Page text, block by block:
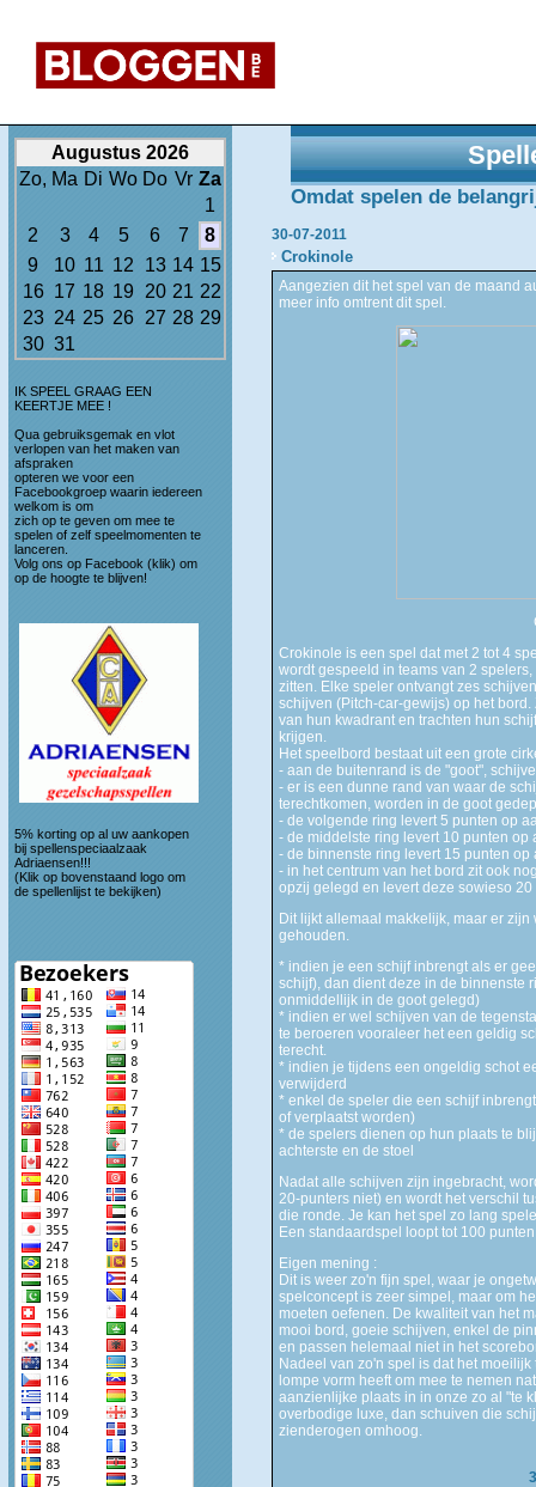
Augustus 2026
Zo, Ma Di Wo Do Vr Za
1
2
3 4 5 6 7
8
9
10 11 12 13 14 15
16 17 18 19 20 21 22
23 24 25 26 27 28 29
30 31
IK SPEEL GRAAG EEN
KEERTJE MEE !
Qua gebruiksgemak en vlot
verlopen van het maken van
afspraken
opteren we voor een
Facebookgroep waarin iedereen
welkom is om
zich op te geven om mee te
spelen of zelf speelmomenten te
lanceren.
Volg ons op Facebook (klik) om
op de hoogte te blijven!
5% korting op al uw aankopen
bij spellenspeciaalzaak
Adriaensen!!!
(Klik op bovenstaand logo om
de spellenlijst te bekijken)
Omdat spelen de
30-07-2011
Crokinole
Aangezien dit het spel van de maand
meer info omtrent dit spel.
Crokinole is een spel dat met 2 tot 4
wordt gespeeld in teams van 2
zitten. Elke speler ontvangt zes
schijven (Pitch-car-gewijs) op het
van hun kwadrant en trachten hun
krijgen.
Het speelbord bestaat uit een grote
- aan de buitenrand is de "goot",
- er is een dunne rand van waar de
terechtkomen, worden in de goot
- de volgende ring levert 5 punten op
- de middelste ring levert 10 punten op
- de binnenste ring levert 15 punten
- in het centrum van het bord zit ook
opzij gelegd en levert deze sowieso
Dit lijkt allemaal makkelijk, maar er
gehouden.
* indien je een schijf inbrengt als er
schijf), dan dient deze in de binnenste
onmiddellijk in de goot gelegd)
* indien er wel schijven van de
te beroeren vooraleer het een geldig
terecht.
* indien je tijdens een ongeldig schot
verwijderd
* enkel de speler die een schijf
of verplaatst worden)
* de spelers dienen op hun plaats te
achterste en de stoel
Nadat alle schijven zijn ingebracht,
20-punters niet) en wordt het verschil
die ronde. Je kan het spel zo lang
Een standaardspel loopt tot 100
Eigen mening :
Dit is weer zo'n fijn spel, waar je
spelconcept is zeer simpel, maar om
moeten oefenen. De kwaliteit van het
mooi bord, goeie schijven, enkel de
en passen helemaal niet in het
Nadeel van zo'n spel is dat het
lompe vorm heeft om mee te nemen
aanzienlijke plaats in in onze zo al "te
overbodige luxe, dan schuiven die
zienderogen omhoog.